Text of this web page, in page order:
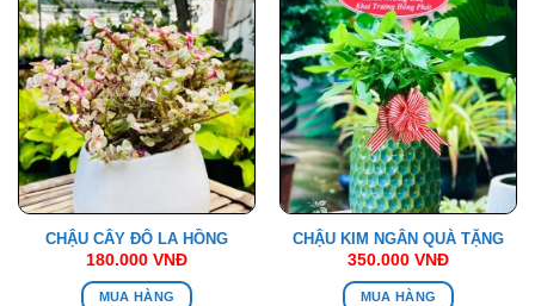
CHẬU CÂY ĐÔ LA HỒNG
180.000 VNĐ
MUA HÀNG
CHẬU KIM NGÂN QUÀ TẶNG
350.000 VNĐ
MUA HÀNG